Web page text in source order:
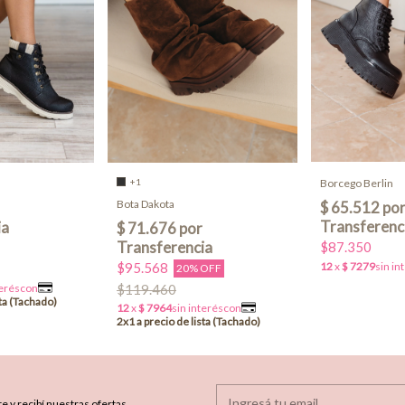
+1
Bota Dakota
$95.568 20% OFF
$119.460
Borcego Berlin
$87.350